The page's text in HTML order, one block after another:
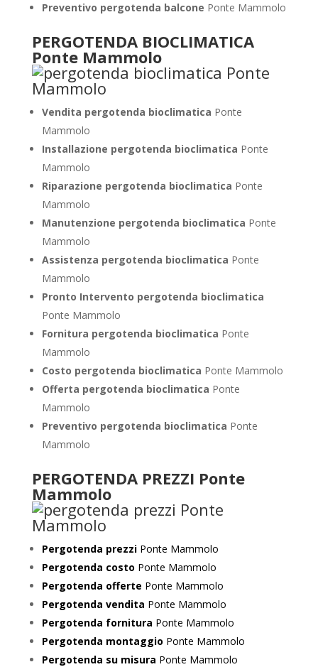
Preventivo pergotenda balcone Ponte Mammolo
PERGOTENDA BIOCLIMATICA
Ponte Mammolo
Vendita pergotenda bioclimatica Ponte
Mammolo
Installazione pergotenda bioclimatica Ponte
Mammolo
Riparazione pergotenda bioclimatica Ponte
Mammolo
Manutenzione pergotenda bioclimatica Ponte
Mammolo
Assistenza pergotenda bioclimatica Ponte
Mammolo
Pronto Intervento pergotenda bioclimatica
Ponte Mammolo
Fornitura pergotenda bioclimatica Ponte
Mammolo
Costo pergotenda bioclimatica Ponte Mammolo
Offerta pergotenda bioclimatica Ponte
Mammolo
Preventivo pergotenda bioclimatica Ponte
Mammolo
PERGOTENDA PREZZI Ponte
Mammolo
Pergotenda prezziPonte Mammolo
Pergotenda costo Ponte Mammolo
Pergotenda offerte Ponte Mammolo
Pergotenda vendita Ponte Mammolo
Pergotenda fornitura Ponte Mammolo
Pergotenda montaggio Ponte Mammolo
Pergotenda su misura Ponte Mammolo